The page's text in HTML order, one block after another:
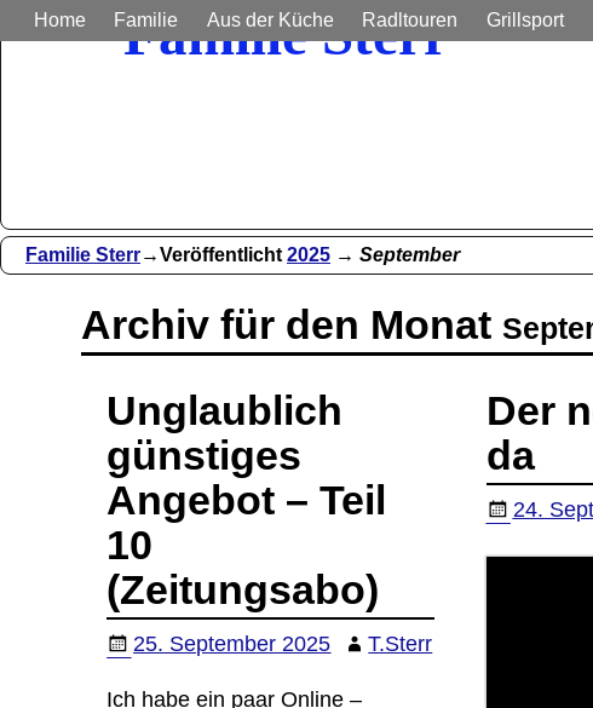
Home Familie Aus der Küche Radltouren Grillsport
Familie Sterr
Familie Sterr→Veröffentlicht 2025 → September
Archiv für den Monat
Unglaublich
günstiges
Angebot – Teil
10
(Zeitungsabo)
25. September 2025 T.Sterr
Ich habe ein paar Online –
Der
da
24.